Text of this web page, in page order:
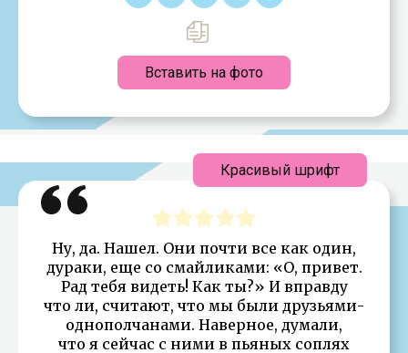
Вставить на фото
Ну, да. Нашел. Они почти все как один,
дураки, еще со смайликами: «О, привет.
Рад тебя видеть! Как ты?» И вправду
что ли, считают, что мы были друзьями-
однополчанами. Наверное, думали,
что я сейчас с ними в пьяных соплях
Красивый шрифт